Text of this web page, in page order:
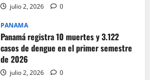
julio 2, 2026 0
PANAMA
Panamá registra 10 muertes y 3.122
casos de dengue en el primer semestre
de 2026
julio 2, 2026 0